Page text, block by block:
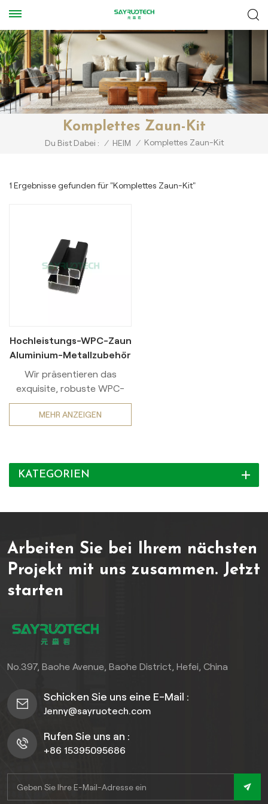
Komplettes Zaun-Kit
Du Bist Dabei : / HEIM / Komplettes Zaun-Kit
1 Ergebnisse gefunden für "Komplettes Zaun-Kit"
Hochleistungs-WPC-Zaun
Aluminium-Metallzubehör
Wir präsentieren das
exquisite, robuste WPC-
Zaunsystem mit eleganten
Beschlägen aus
Werten Sie Ihren
Außenbereich mit dieser
Schaffen Sie ein
anspruchsvolles Ambiente
und sorgen Sie gleichzeitig
für dauerhafte Stabilität
Tauchen Sie ein in Luxus mit
einer unvergleichlichen
Kombination aus Stil und
MEHR ANZEIGEN
KATEGORIEN
Arbeiten Sie bei Ihrem nächsten
Projekt mit uns zusammen. Jetzt
starten
No.397, Baohe Avenue, Baohe District, Hefei, China
Schicken Sie uns eine E-Mail :
Jenny@sayruotech.com
Rufen Sie uns an :
+86 15395095686